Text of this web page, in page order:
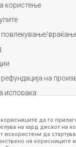
користење
повлекување/
на
испорака
да го
на хард дискот на
да
на корисниците